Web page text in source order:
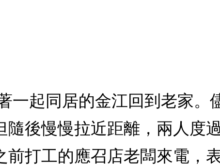
一起同居的金江回到老家。
後慢慢拉近距離，兩人度
打工的應召店老闆來電，